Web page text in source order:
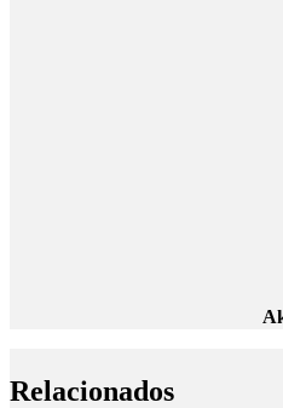
Relacionados